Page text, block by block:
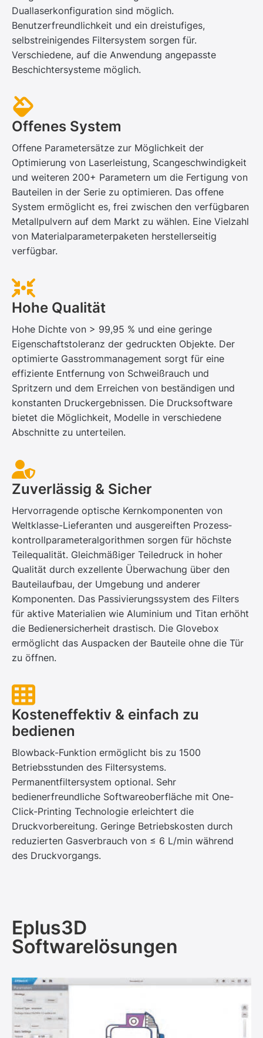
Duallaserkonfiguration sind möglich.
Benutzerfreundlichkeit und ein dreistufiges,
selbstreinigendes Filtersystem sorgen für.
Verschiedene, auf die Anwendung angepasste
Beschichtersysteme möglich.
Offenes System
Offene Parametersätze zur Möglichkeit der
Optimierung von Laserleistung, Scangeschwindigkeit
und weiteren 200+ Parametern um die Fertigung von
Bauteilen in der Serie zu optimieren. Das offene
System ermöglicht es, frei zwischen den verfügbaren
Metall­pulvern auf dem Markt zu wählen. Eine Vielzahl
von Material­parameterpaketen herstellerseitig
verfügbar.
Hohe Qualität
Hohe Dichte von > 99,95 % und eine geringe
Eigenschaftstoleranz der gedruckten Objekte. Der
optimierte Gasstrom­management sorgt für eine
effiziente Entfernung von Schweiß­rauch und
Spritzern und dem Erreichen von beständigen und
konstanten Druck­ergebnissen. Die Drucksoftware
bietet die Möglichkeit, Modelle in verschiedene
Abschnitte zu unterteilen.
Zuverlässig & Sicher
Hervorragende optische Kernkomponenten von
Weltklasse-Lieferanten und ausgereiften Prozess­
kontroll­parameter­algorithmen sorgen für höchste
Teilequalität. Gleichmäßiger Teiledruck in hoher
Qualität durch exzellente Überwachung über den
Bauteilaufbau, der Umgebung und anderer
Komponenten. Das Passivierungssystem des Filters
für aktive Materialien wie Aluminium und Titan erhöht
die Bedienersicherheit drastisch. Die Glovebox
ermöglicht das Auspacken der Bauteile ohne die Tür
zu öffnen.
Kosteneffektiv & einfach zu
bedienen
Blowback-Funktion ermöglicht bis zu 1500
Betriebsstunden des Filtersystems.
Permanentfiltersystem optional. Sehr
bedienerfreundliche Softwareoberfläche mit One-
Click-Printing Technologie erleichtert die
Druckvorbereitung. Geringe Betriebskosten durch
reduzierten Gasverbrauch von ≤ 6 L/min während
des Druckvorgangs.
Eplus3D
Softwarelösungen